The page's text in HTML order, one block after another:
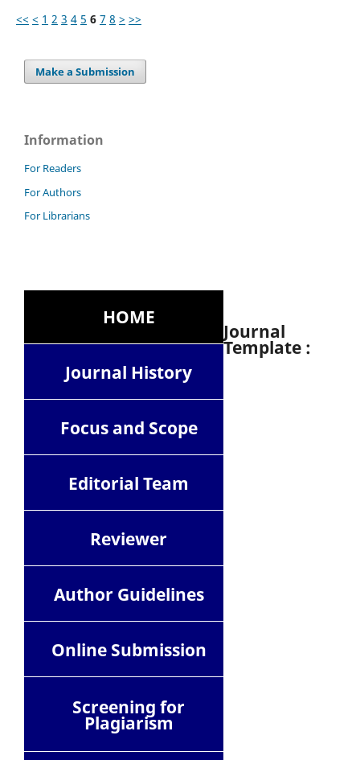
<< < 1 2 3 4 5 6 7 8 > >>
Make a Submission
Information
For Readers
For Authors
For Librarians
HOME
Journal History
Focus and Scope
Editorial Team
Reviewer
Author Guidelines
Online Submission
Screening for
Plagiarism
Journal
Template :